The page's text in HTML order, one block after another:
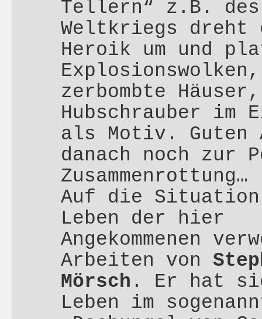
Tellern“ z.B.
Weltkriegs dreht
Heroik um und
Explosionswolken,
zerbombte Häuser,
Hubschrauber im
als Motiv. Guten
danach noch zur
Zusammenrottung…
Auf die Situation
Leben der hier
Angekommenen
Arbeiten von
Mörsch . Er hat
Leben im